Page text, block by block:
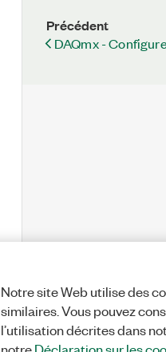
Précédent
DAQmx -
Notre site Web utilise des
similaires. Vous pouvez
l’utilisation décrites dans